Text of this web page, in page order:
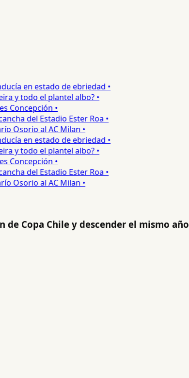
en estado de ebriedad •
y todo el plantel albo? •
•
del Estadio Ester Roa •
al AC Milan •
en estado de ebriedad •
y todo el plantel albo? •
•
del Estadio Ester Roa •
al AC Milan •
de Copa Chile y descender el mismo año